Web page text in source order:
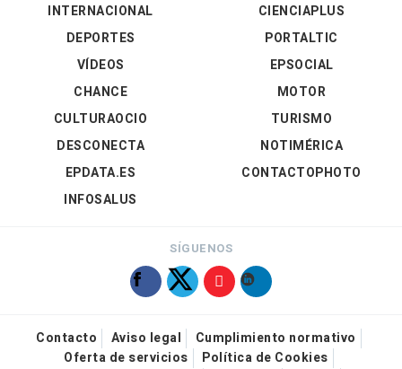
INTERNACIONAL
DEPORTES
VÍDEOS
CIENCIAPLUS
PORTALTIC
EPSOCIAL
CHANCE
CULTURAOCIO
DESCONECTA
EPDATA.ES
INFOSALUS
MOTOR
TURISMO
NOTIMÉRICA
CONTACTOPHOTO
SÍGUENOS
Contacto Aviso legal
Cumplimiento normativo
Oferta de servicios
Política de Cookies